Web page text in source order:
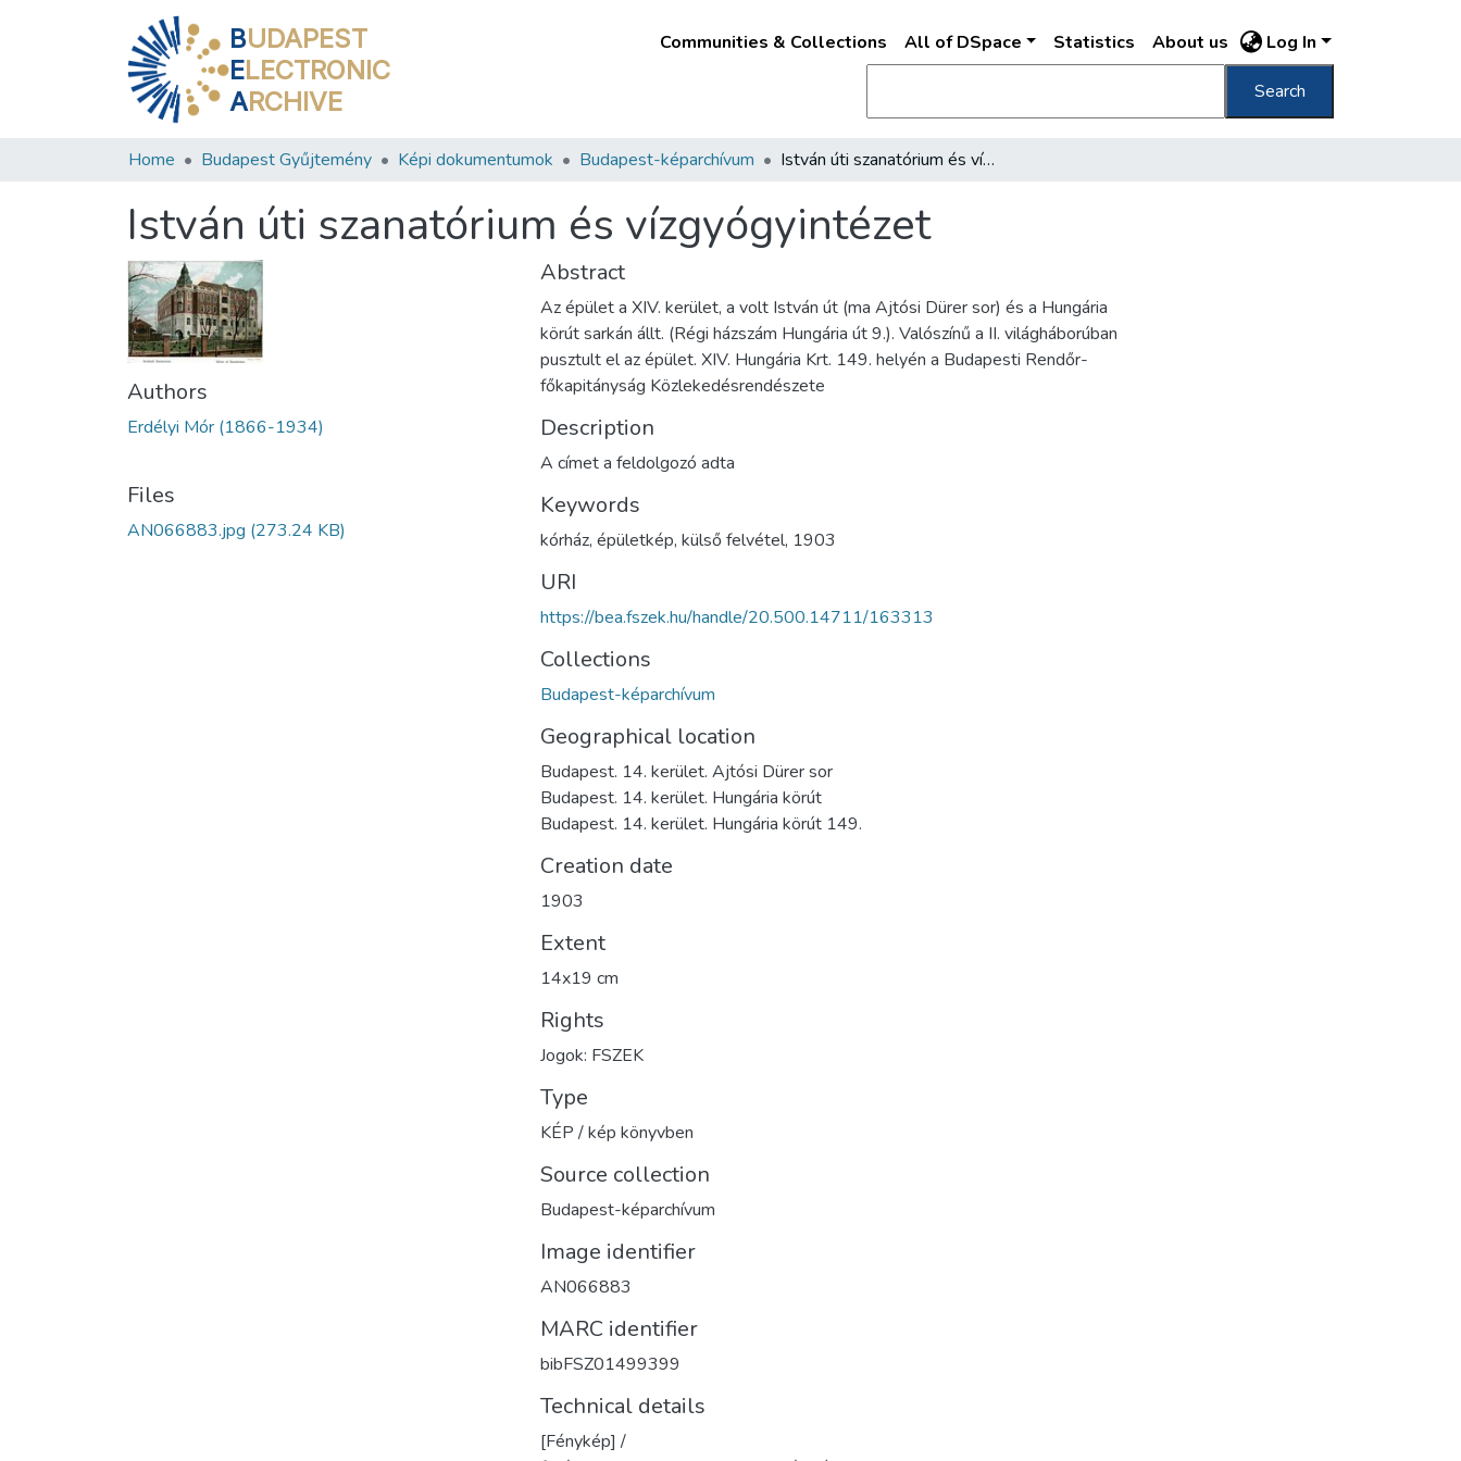
BUDAPEST
ELECTRONIC
ARCHIVE
Communities & Collections All of DSpace Statistics About us Log In
Search
Home Budapest Gyűjtemény Képi dokumentumok Budapest-képarchívum István úti szanatórium és vízgyógyintézet
István úti szanatórium és vízgyógyintézet
Authors
Erdélyi Mór (1866-1934)
Files
AN066883.jpg (273.24 KB)
Abstract
Az épület a XIV. kerület, a volt István út (ma Ajtósi Dürer sor) és a Hungária
körút sarkán állt. (Régi házszám Hungária út 9.). Valószínű a II. világháborúban
pusztult el az épület. XIV. Hungária Krt. 149. helyén a Budapesti Rendőr-
főkapitányság Közlekedésrendészete
Description
A címet a feldolgozó adta
Keywords
kórház, épületkép, külső felvétel, 1903
URI
https://bea.fszek.hu/handle/20.500.14711/163313
Collections
Budapest-képarchívum
Geographical location
Budapest. 14. kerület. Ajtósi Dürer sor
Budapest. 14. kerület. Hungária körút
Budapest. 14. kerület. Hungária körút 149.
Creation date
1903
Extent
14x19 cm
Rights
Jogok: FSZEK
Type
KÉP / kép könyvben
Source collection
Budapest-képarchívum
Image identifier
AN066883
MARC identifier
bibFSZ01499399
Technical details
[Fénykép] /